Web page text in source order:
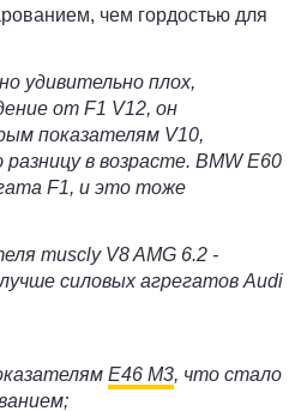
чем гордостью для
удивительно плох,
от F1 V12, он
показателям V10,
в возрасте. BMW E60
F1, и это тоже
muscly V8 AMG 6.2 -
силовых агрегатов Audi
E46 M3, что стало